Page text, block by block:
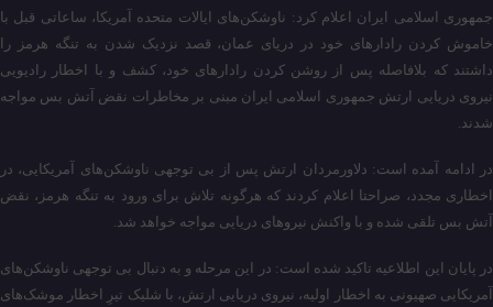
جمهوری اسلامی ایران اعلام کرد: ناوشکن‌های ایالات متحده آمریکا، ساعاتی قبل با
خاموش کردن رادارهای خود در دریای عمان، قصد نزدیک شدن به تنگه هرمز را
داشتند که بلافاصله پس از روشن کردن رادارهای خود، کشف و با اخطار رادیویی
نیروی دریایی ارتش جمهوری اسلامی ایران مبنی بر مخاطرات نقض آتش بس مواجه
شدند.
در ادامه آمده است: دلاورمردان ارتش پس از بی توجهی ناوشکن‌های آمریکایی، در
اخطاری مجدد، صراحتا اعلام کردند که هرگونه تلاش برای ورود به تنگه هرمز، نقض
آتش بس تلقی شده و با واکنش نیروهای دریایی مواجه خواهد شد.
در پایان این اطلاعیه تاکید شده است: در این مرحله و به دنبال بی توجهی ناوشکن‌های
آمریکایی صهیونی به اخطار اولیه، نیروی دریایی ارتش، با شلیک تیرِ اخطار موشک‌های